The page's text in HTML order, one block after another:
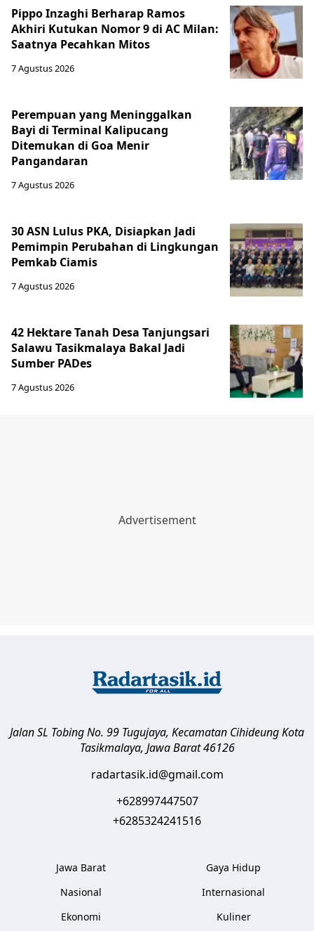
Pippo Inzaghi Berharap Ramos
Akhiri Kutukan Nomor 9 di AC Milan:
Saatnya Pecahkan Mitos
7 Agustus 2026
Perempuan yang Meninggalkan
Bayi di Terminal Kalipucang
Ditemukan di Goa Menir
Pangandaran
7 Agustus 2026
30 ASN Lulus PKA, Disiapkan Jadi
Pemimpin Perubahan di Lingkungan
Pemkab Ciamis
7 Agustus 2026
42 Hektare Tanah Desa Tanjungsari
Salawu Tasikmalaya Bakal Jadi
Sumber PADes
7 Agustus 2026
Jalan SL Tobing No. 99 Tugujaya, Kecamatan CihideungKota
Tasikmalaya, Jawa Barat 46126
radartasik.id@gmail.com
+628997447507
+6285324241516
Jawa Barat
Nasional
Ekonomi
Gaya Hidup
Internasional
Kuliner